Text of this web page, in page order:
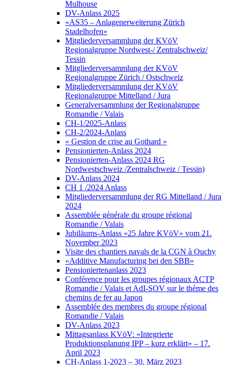
Mulhouse
DV-Anlass 2025
«AS35 – Anlagenerweiterung Zürich
Stadelhofen»
Mitgliederversammlung der KVöV
Regionalgruppe Nordwest-/ Zentralschweiz/
Tessin
Mitgliederversammlung der KVöV
Regionalgruppe Zürich / Ostschweiz
Mitgliederversammlung der KVöV
Regionalgruppe Mittelland / Jura
Generalversammlung der Regionalgruppe
Romandie / Valais
CH-1/2025-Anlass
CH-2/2024-Anlass
« Gestion de crise au Gothard »
Pensionierten-Anlass 2024
Pensionierten-Anlass 2024 RG
Nordwestschweiz /Zentralschweiz / Tessin)
DV-Anlass 2024
CH 1 /2024 Anlass
Mitgliederversammlung der RG Mittelland / Jura
2024
Assemblée générale du groupe régional
Romandie / Valais
Jubiläums-Anlass «25 Jahre KVöV» vom 21.
November 2023
Visite des chantiers navals de la CGN à Ouchy
«Additive Manufacturing bei den SBB»
Pensioniertenanlass 2023
Conférence pour les groupes régionaux ACTP
Romandie / Valais et AdI-SOV sur le thème des
chemins de fer au Japon
Assemblée des membres du groupe régional
Romandie / Valais
DV-Anlass 2023
Mittagsanlass KVöV: «Integrierte
Produktionsplanung IPP – kurz erklärt» – 17.
April 2023
CH-Anlass 1-2023 – 30. März 2023